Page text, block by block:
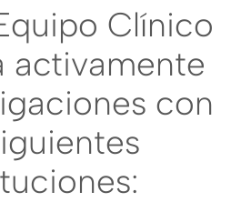
Clínico
activamente
con